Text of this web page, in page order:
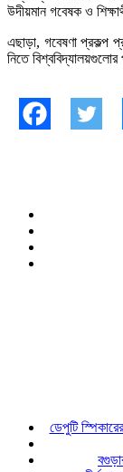
উদীয়মান গবেষক ও
এছাড়া, গবেষণা প্রকল্প
নিতে
ডেপুটি